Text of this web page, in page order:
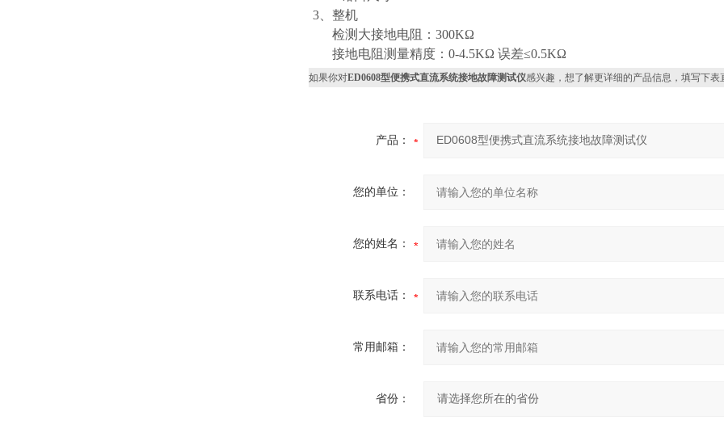
3、整机
检测大接地电阻：300KΩ
接地电阻测量精度：0-4.5KΩ 误差≤0.5KΩ
如果你对ED0608型便携式直流系统接地故障测试仪感兴趣，想了解更详细的产品信息，填写下表
产品：
您的单位：
您的姓名：
联系电话：
常用邮箱：
省份：